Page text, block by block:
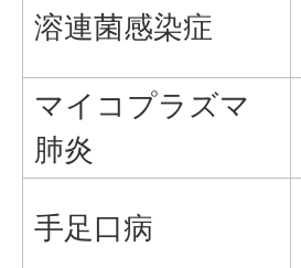
溶連菌感染症
マイコプラズマ
肺炎
手足口病